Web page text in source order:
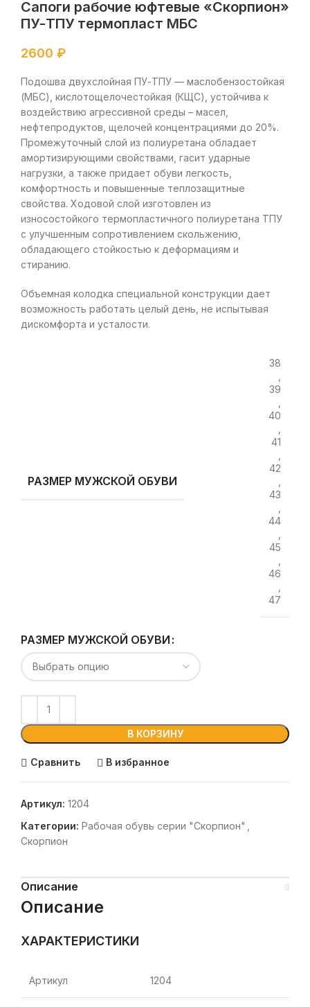
Сапоги рабочие юфтевые «Скорпион»
ПУ-ТПУ термопласт МБС
2600 ₽
Подошва двухслойная ПУ-ТПУ — маслобензостойкая
(МБС), кислотощелочестойкая (КЩС), устойчива к
воздействию агрессивной среды – масел,
нефтепродуктов, щелочей концентрациями до 20%.
Промежуточный слой из полиуретана обладает
амортизирующими свойствами, гасит ударные
нагрузки, а также придает обуви легкость,
комфортность и повышенные теплозащитные
свойства. Ходовой слой изготовлен из
износостойкого термопластичного полиуретана ТПУ
с улучшенным сопротивлением скольжению,
обладающего стойкостью к деформациям и
стиранию.
Объемная колодка специальной конструкции дает
возможность работать целый день, не испытывая
дискомфорта и усталости.
РАЗМЕР МУЖСКОЙ ОБУВИ
38
39
40
41
42
43
44
45
46
47
РАЗМЕР МУЖСКОЙ ОБУВИ
В КОРЗИНУ
Сравнить В избранное
Артикул: 1204
Категории: Рабочая обувь серии "Скорпион"
Скорпион
Описание
Описание
ХАРАКТЕРИСТИКИ
Артикул 1204